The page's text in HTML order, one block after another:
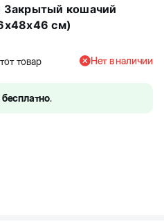
Закрытый кошачий
см)
товар Нет в наличии
бесплатно.